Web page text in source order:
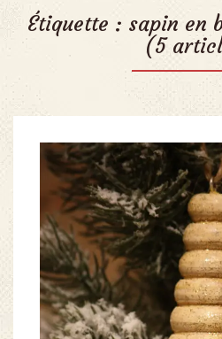
Étiquette : sapin en
(5